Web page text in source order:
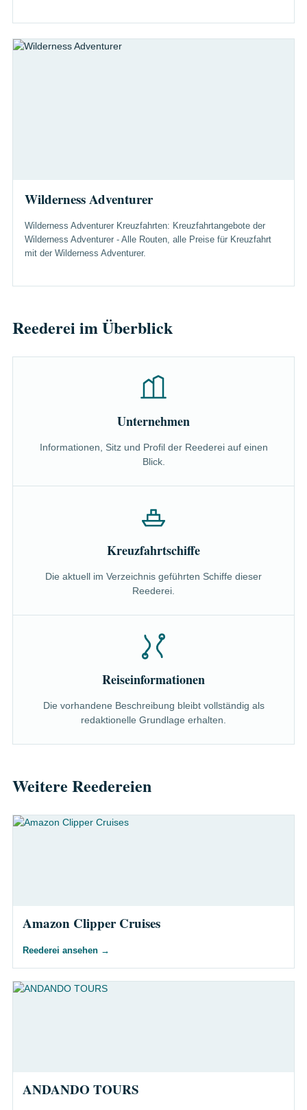
Wilderness Adventurer
Wilderness Adventurer Kreuzfahrten: Kreuzfahrtangebote der
Wilderness Adventurer - Alle Routen, alle Preise für Kreuzfahrt
mit der Wilderness Adventurer.
Reederei im Überblick
Unternehmen
Informationen, Sitz und Profil der Reederei auf einen
Blick.
Kreuzfahrtschiffe
Die aktuell im Verzeichnis geführten Schiffe dieser
Reederei.
Reiseinformationen
Die vorhandene Beschreibung bleibt vollständig als
redaktionelle Grundlage erhalten.
Weitere Reedereien
Amazon Clipper Cruises
Reederei ansehen →
ANDANDO TOURS